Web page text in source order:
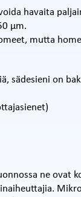
havaita
µm.
mutta
sädesieni on
ne ovat